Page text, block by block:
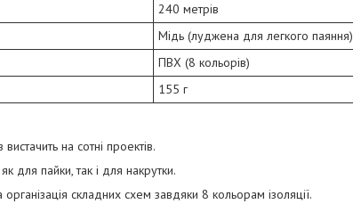
240 метрів
Мідь (луджена для легкого паяння)
ПВХ (8 кольорів)
155 г
на сотні проектів.
для пайки, так і для накрутки.
організація складних схем завдяки 8 кольорам ізоляції.